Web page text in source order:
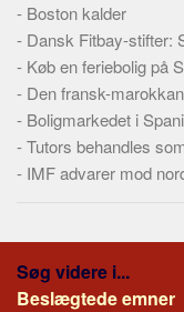
Redigering
Tekstannoncer
Bannere
Hjælp
- Boston kalder
- Dansk Fitbay-stifter:
- Køb en feriebolig på
- Den fransk-
- Boligmarkedet i
-Tutors behandles
- IMF advarer mod
Søg videre i...
Beslægtede emner